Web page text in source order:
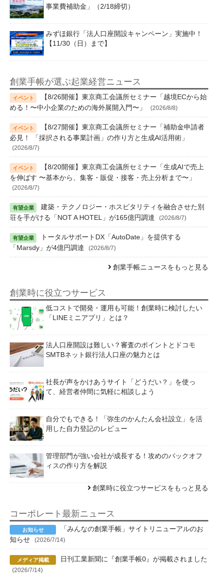
事業費補助金」（2/18締切）
みずほ銀行「法人口座開設キャンペーン」実施中！
【11/30（日）まで】
創業手帳が選ぶ起業経営ニュース
【8/26開催】東京商工会議所セミナー「越境ECから始
める！〜中小企業のための海外展開入門〜」
(2026/8/8)
【8/27開催】東京商工会議所セミナー「補助金申請者
必見！ 「採択される事業計画」の作り方と生成AI活用術」
(2026/8/7)
【8/20開催】東京商工会議所セミナー「生成AIで売上
を伸ばす 〜基本から、集客・販促・接客・売上分析まで〜」
(2026/8/7)
建築・テクノロジー・ホスピタリティを融合させた別
荘を手がける「NOT A HOTEL」が165億円調達
(2026/8/7)
トータルサポートDX「AutoDate」を提供する
「Marsdy」が4億円調達
(2026/8/7)
創業手帳ニュースをもっと見る
創業時に役立つサービス
低コストで開発・運用も可能！創業時に検討したい
「LINEミニアプリ」とは？
法人口座開設は難しい？審査のポイントとドコモ
SMTBネット銀行法人口座の魅力とは
社長が声をかけあうサイト「どうだい？」を使っ
て、経営者仲間に気軽に相談しよう
自分でもできる！「弥生のかんたん会社設立」を活
用した自力登記のレビュー
管理部門が強い会社が成長する！攻めのバックオフ
ィスの作り方を解説
創業時に役立つサービスをもっと見る
コーポレート最新ニュース
「みんなの創業手帳」サイトリニューアルのお
知らせ
(2026/7/14)
日刊工業新聞に『創業手帳0』が掲載されました
(2026/7/14)